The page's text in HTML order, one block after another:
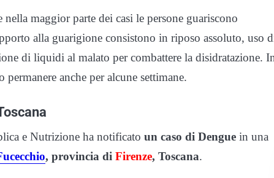
nella maggior parte dei casi le persone guariscono
alla guarigione consistono in riposo assoluto, uso
di liquidi al malato per combattere la disidratazione.
permanere anche per alcune settimane.
e Nutrizione ha notificato un caso di Dengue in una
, provincia di Firenze, Toscana.